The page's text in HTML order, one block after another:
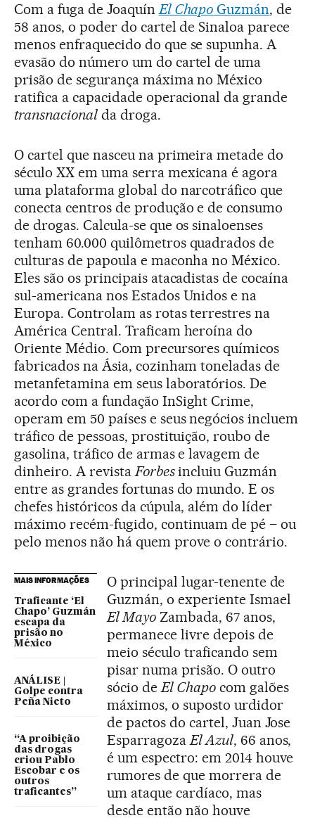
Com a fuga de JoaquínEl Chapo Guzmán, de
58 anos, o poder do cartel de Sinaloa parece
menos enfraquecido do que se supunha. A
evasão do número um do cartel de uma
prisão de segurança máxima no México
ratifica a capacidade operacional da grande
transnacionalda droga.
O cartel que nasceu na primeira metade do
século XX em uma serra mexicana é agora
uma plataforma global do narcotráfico que
conecta centros de produção e de consumo
de drogas. Calcula-se que os sinaloenses
tenham 60.000 quilômetros quadrados de
culturas de papoula e maconha no México.
Eles são os principais atacadistas de cocaína
sul-americana nos Estados Unidos e na
Europa. Controlam as rotas terrestres na
América Central. Traficam heroína do
Oriente Médio. Com precursores químicos
fabricados na Ásia, cozinham toneladas de
metanfetamina em seus laboratórios. De
acordo com a fundação InSight Crime,
operam em 50 países e seus negócios incluem
tráfico de pessoas, prostituição, roubo de
gasolina, tráfico de armas e lavagem de
dinheiro. A revistaForbesincluiu Guzmán
entre as grandes fortunas do mundo. E os
chefes históricos da cúpula, além do líder
máximo recém-fugido, continuam de pé – ou
pelo menos não há quem prove o contrário.
MAIS INFORMAÇÕES
Traficante ‘El
Chapo’ Guzmán
escapa da
prisão no
México
ANÁLISE |
Golpe contra
Peña Nieto
“A proibição
das drogas
criou Pablo
Escobar e os
outros
traficantes”
O principal lugar-tenente de
Guzmán, o experiente Ismael
El MayoZambada, 67 anos,
permanece livre depois de
meio século traficando sem
pisar numa prisão. O outro
sócio deEl Chapocom galões
máximos, o suposto urdidor
de pactos do cartel, Juan Jose
EsparragozaEl Azul, 66 anos,
é um espectro: em 2014 houve
rumores de que morrera de
um ataque cardíaco, mas
desde então não houve